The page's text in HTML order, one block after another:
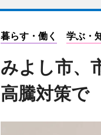
暮らす・働く 学ぶ・
みよし市、
高騰対策で